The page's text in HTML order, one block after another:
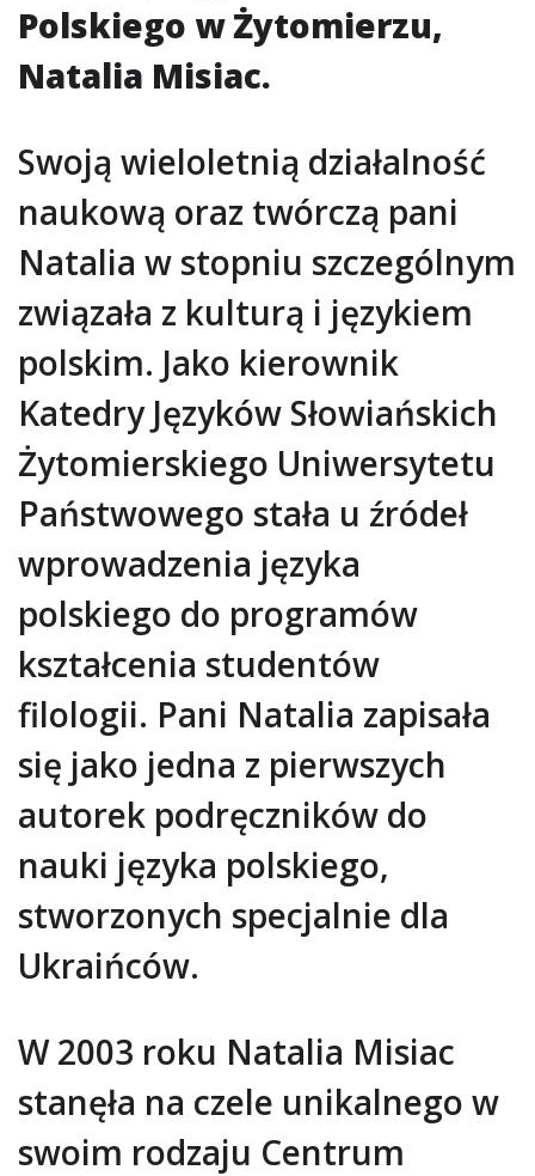
Polskiego w Żytomierzu,
Natalia Misiac.
Swoją wieloletnią działalność
naukową oraz twórczą pani
Natalia w stopniu szczególnym
związała z kulturą i językiem
polskim. Jako kierownik
Katedry Języków Słowiańskich
Żytomierskiego Uniwersytetu
Państwowego stała u źródeł
wprowadzenia języka
polskiego do programów
kształcenia studentów
filologii. Pani Natalia zapisała
się jako jedna z pierwszych
autorek podręczników do
nauki języka polskiego,
stworzonych specjalnie dla
Ukraińców.
W 2003 roku Natalia Misiac
stanęła na czele unikalnego w
swoim rodzaju Centrum